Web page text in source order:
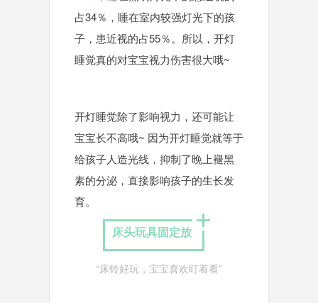
占34％，睡在室内较强灯光下的孩
子，患近视的占55％。所以，开灯
睡觉真的对宝宝视力伤害很大哦~
开灯睡觉除了影响视力，还可能让
宝宝长不高哦~ 因为开灯睡觉就等于
给孩子人造光线，抑制了晚上褪黑
素的分泌，直接影响孩子的生长发
育。
床头玩具固定放
“床铃好玩，宝宝喜欢盯着看”